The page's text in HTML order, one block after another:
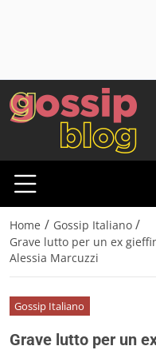
Home / Gossip Italiano /
Grave lutto per un ex
Alessia Marcuzzi
Gossip Italiano
Grave lutto per un